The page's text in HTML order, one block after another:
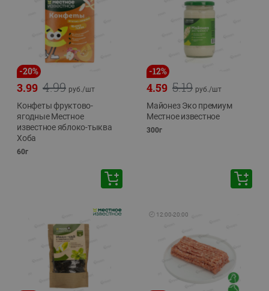
-20%
4.99
3.99 руб./шт
Конфеты фруктово-
ягодные Местное
известное яблоко-тыква
Хоба
60г
-12%
5.19
4.59 руб./шт
Майонез Эко премиум
Местное известное
300г
🕘 12:00-20:00